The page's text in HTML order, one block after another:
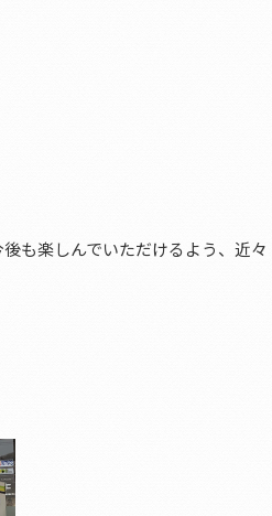
も楽しんでいただけるよう、近々